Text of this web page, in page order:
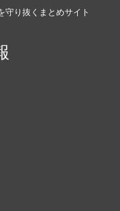
守り抜くまとめサイト